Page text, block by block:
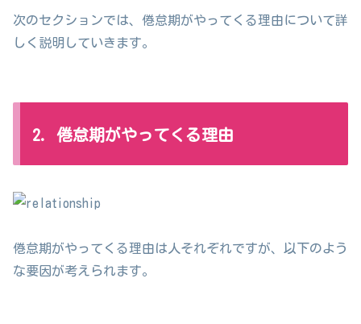
次のセクションでは、倦怠期がやってくる理由について詳
しく説明していきます。
2. 倦怠期がやってくる理由
倦怠期がやってくる理由は人それぞれですが、以下のよう
な要因が考えられます。